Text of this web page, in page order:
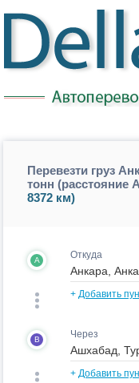
Перевезти груз
тонн
8372 км)
A Откуда
+ Добавить
B Через
+ Добавить